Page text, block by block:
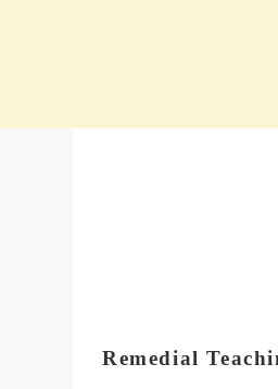
Remedial